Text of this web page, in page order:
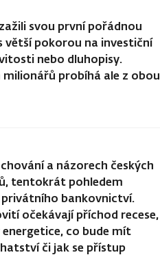
svou první pořádnou
větší pokorou na investiční
nebo dluhopisy.
probíhá ale z obou
a názorech českých
tentokrát pohledem
bankovnictví.
očekávají příchod recese,
co bude mít
či jak se přístup